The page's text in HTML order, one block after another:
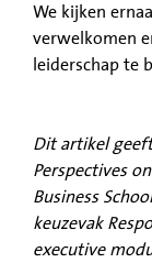
We kijken
verwelkomen
leiderschap te
Dit artikel
Perspectives
Business
keuzevak
executive